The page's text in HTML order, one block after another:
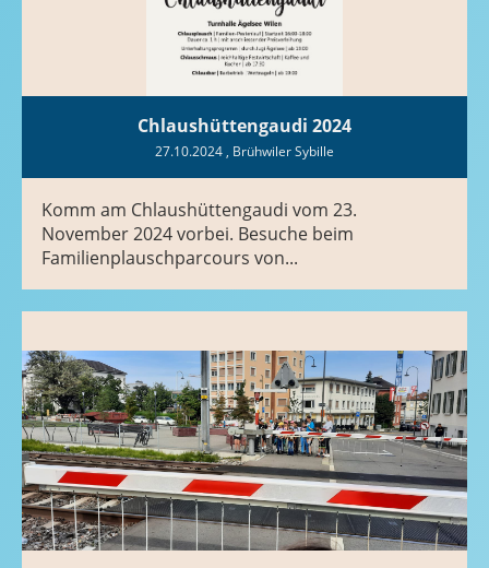
Chlaushüttengaudi 2024
27.10.2024 , Brühwiler Sybille
Komm am Chlaushüttengaudi vom 23.
November 2024 vorbei. Besuche beim
Familienplauschparcours von...